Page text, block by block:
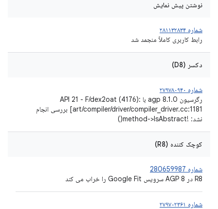
نوشتن پیش نمایش
شماره ۲۸۱۱۳۲۸۳۴
رابط کاربری کاملاً منجمد شد
دکسر (D8)
شماره ۲۷۹۷۸۰۹۴۰
رگرسیون agp 8.1.0 با API 21 - F/dex2oat (4176):
art/compiler/driver/compiler_driver.cc:1181] بررسی انجام
نشد: !method->IsAbstract()
کوچک کننده (R8)
شماره 280659987
R8 در AGP 8 سرویس Google Fit را خراب می کند
شماره ۲۷۹۷۰۲۳۶۱